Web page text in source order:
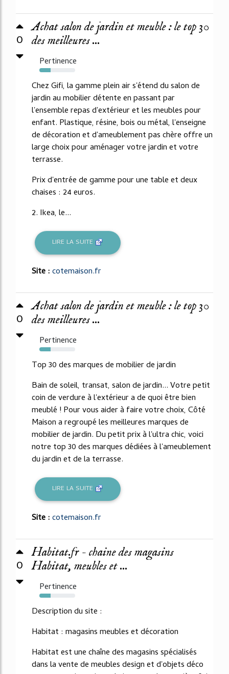
0
Achat salon de jardin et meuble : le top 30
des meilleures ...
Pertinence
32%
Chez Gifi, la gamme plein air s'étend du salon de
jardin au mobilier détente en passant par
l'ensemble repas d'extérieur et les meubles pour
enfant. Plastique, résine, bois ou métal, l'enseigne
de décoration et d'ameublement pas chère offre un
large choix pour aménager votre jardin et votre
terrasse.
Prix d'entrée de gamme pour une table et deux
chaises : 24 euros.
2. Ikea, le...
LIRE LA SUITE
Site :cotemaison.fr
0
Achat salon de jardin et meuble : le top 30
des meilleures ...
Pertinence
32%
Top 30 des marques de mobilier de jardin
Bain de soleil, transat, salon de jardin... Votre petit
coin de verdure à l'extérieur a de quoi être bien
meublé ! Pour vous aider à faire votre choix, Côté
Maison a regroupé les meilleures marques de
mobilier de jardin. Du petit prix à l'ultra chic, voici
notre top 30 des marques dédiées à l'ameublement
du jardin et de la terrasse.
LIRE LA SUITE
Site :cotemaison.fr
0
Habitat.fr - chaine des magasins
Habitat, meubles et ...
Pertinence
31%
Description du site :
Habitat : magasins meubles et décoration
Habitat est une chaîne des magasins spécialisés
dans la vente de meubles design et d'objets déco